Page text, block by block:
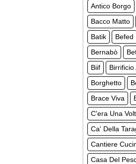
Antico Borgo
Bacco Matto
Batik
Befed
Bernabò
Biif
Birrificio
Borghetto
Brace Viva
C'era Una
Ca' Della
Cantiere
Casa Del